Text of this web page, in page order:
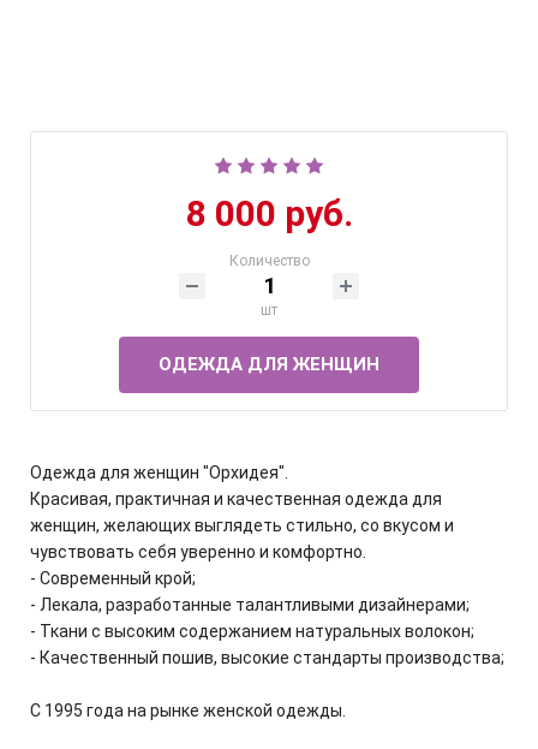
8 000 руб.
Количество
шт
ОДЕЖДА ДЛЯ ЖЕНЩИН
Одежда для женщин "Орхидея".
Красивая, практичная и качественная одежда для
женщин, желающих выглядеть стильно, со вкусом и
чувствовать себя уверенно и комфортно.
- Современный крой;
- Лекала, разработанные талантливыми дизайнерами;
- Ткани с высоким содержанием натуральных волокон;
- Качественный пошив, высокие стандарты производства;
С 1995 года на рынке женской одежды.